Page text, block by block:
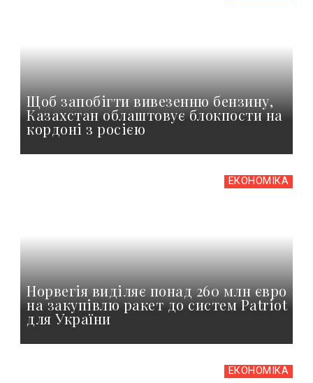
Щоб запобігти вивезенню бензину,
Казахстан облаштовує блокпости на
кордоні з росією
ЕКОНОМІКА
Норвегія виділяє понад 260 млн євро
на закупівлю ракет до систем Patriot
для України
ЕКОНОМІКА